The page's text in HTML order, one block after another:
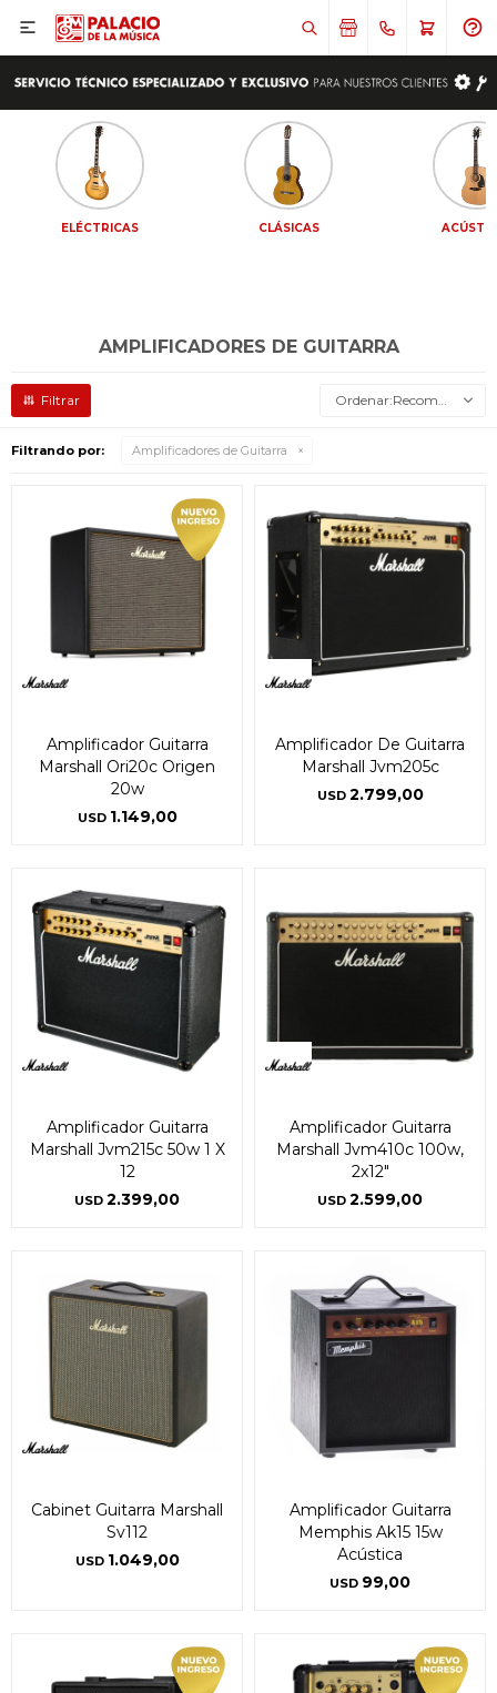

ELÉCTRICAS CLÁSICAS
AMPLIFICADORES DE GUITARRA
Recomendados
Filtrando por: Amplificadores de Guitarra
Amplificador Guitarra
Marshall Ori20c Origen
20w
USD 1.149,00
Amplificador De Guitarra
Marshall Jvm205c
USD 2.799,00
Amplificador Guitarra
Marshall Jvm215c 50w 1 X
12
USD 2.399,00
Amplificador Guitarra
Marshall Jvm410c 100w,
2x12"
USD 2.599,00
Cabinet Guitarra Marshall
Sv112
USD 1.049,00
Amplificador Guitarra
Memphis Ak15 15w
Acústica
USD 99,00